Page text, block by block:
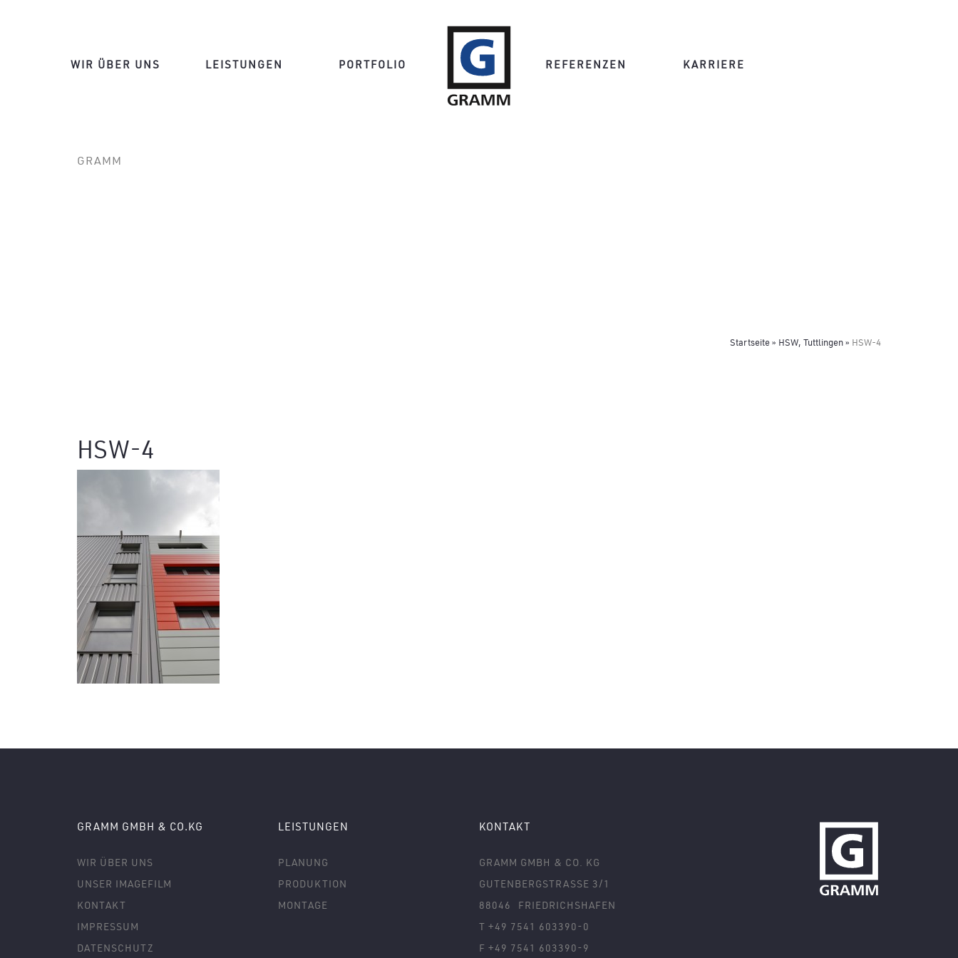
WIR ÜBER UNS LEISTUNGEN PORTFOLIO REFERENZEN KARRIERE
GRAMM
Startseite» HSW, Tuttlingen» HSW-4
HSW-4
GRAMM GMBH & CO.KG
WIR ÜBER UNS
UNSER IMAGEFILM
KONTAKT
IMPRESSUM
DATENSCHUTZ
LEISTUNGEN
PLANUNG
PRODUKTION
MONTAGE
KONTAKT
GRAMM GMBH & CO. KG
GUTENBERGSTRASSE 3/1
88046
FRIEDRICHSHAFEN
T +49 7541 603390-0
F +49 7541 603390-9